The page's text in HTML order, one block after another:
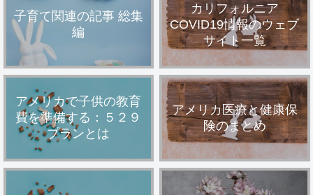
子育て関連の記事 総集
編
カリフォルニア
COVID19情報のウェブ
サイト一覧
アメリカで子供の教育
費を準備する：５２９
プランとは
アメリカ医療と健康保
険のまとめ